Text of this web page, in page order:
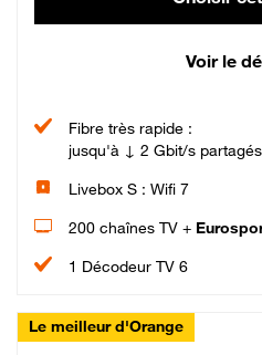
Voir le
Fibre très rapide :
jusqu'à ↓ 2 Gbit/s
Livebox S : Wifi 7
200 chaînes TV +
1 Décodeur TV 6
Le meilleur d'Orange